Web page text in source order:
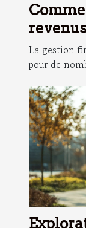
La gestion
pour de